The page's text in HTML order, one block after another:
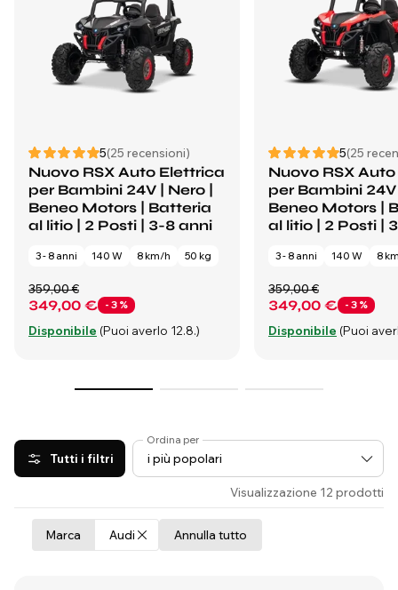
5(25 recensioni)
Nuovo RSX Auto Elettrica
per Bambini 24V | Nero |
Beneo Motors | Batteria
al litio | 2 Posti | 3-8 anni
3 - 8 anni 140 W 8 km/h 50 kg
349,00 € - 3 %
359,00 €
Disponibile (Puoi averlo 12.8.)
5(25
Nuovo RSX
per Bambini 24V
Beneo Motors |
al litio | 2 Posti |
3 - 8 anni 140 W 8
349,00 € - 3 %
359,00 €
Disponibile (Puoi
Tutti i filtri
Ordina per
Visualizzazione 12 prodotti
Annulla tutto
Marca Audi